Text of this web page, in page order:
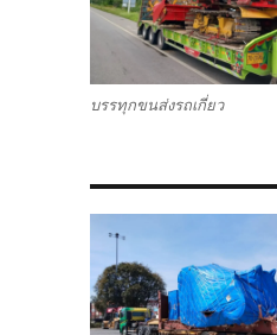
บรรทุกขนส่งรถเกี่ยว